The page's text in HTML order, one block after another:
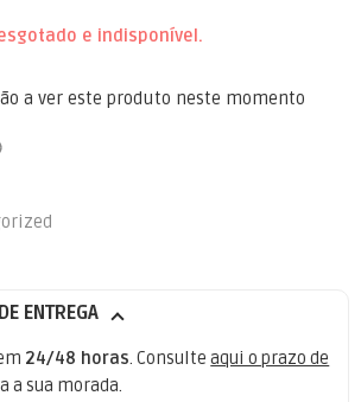
e indisponível.
a ver este produto neste momento
ENTREGA
24/48 horas. Consulteaqui o prazo de
a sua morada.